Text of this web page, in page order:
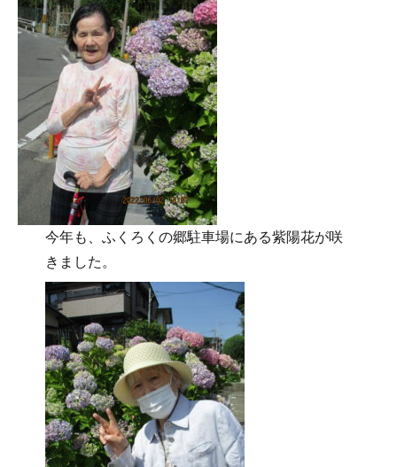
今年も、ふくろくの郷駐車場にある紫陽花が咲
きました。